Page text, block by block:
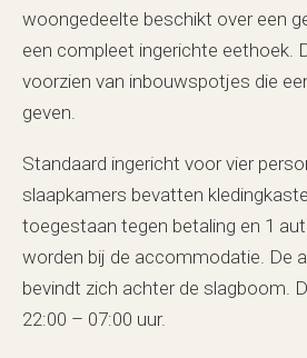
woongedeelte beschikt over een
een compleet ingerichte eethoek.
voorzien van inbouwspotjes die
geven.
Standaard ingericht voor vier
slaapkamers bevatten
toegestaan tegen betaling en 1
worden bij de accommodatie. De
bevindt zich achter de slagboom.
22:00 – 07:00 uur.